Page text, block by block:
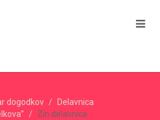
dogodkov
Delavnica
Zin delavnica